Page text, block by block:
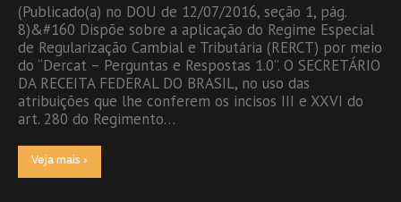
(Publicado(a) no DOU de 12/07/2016, seção 1, pág.
8)&#160 Dispõe sobre a aplicação do Regime Especial
de Regularização Cambial e Tributária (RERCT) por meio
do “Dercat – Perguntas e Respostas 1.0”. O SECRETÁRIO
DA RECEITA FEDERAL DO BRASIL, no uso das
atribuições que lhe conferem os incisos III e XXVI do
art. 280 do Regimento…
Veja mais ›